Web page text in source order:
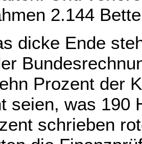
2.144
dicke Ende
Prozent der
seien, was 190
schrieben